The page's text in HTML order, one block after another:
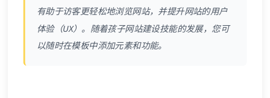
有助于访客更轻松地浏览网站，并提升网站的用户
体验（UX）。随着孩子网站建设技能的发展，您可
以随时在模板中添加元素和功能。